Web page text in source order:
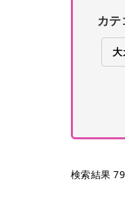
カ
検索結果79